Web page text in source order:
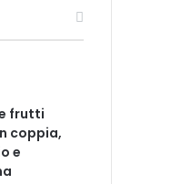
frutti
coppia,
e